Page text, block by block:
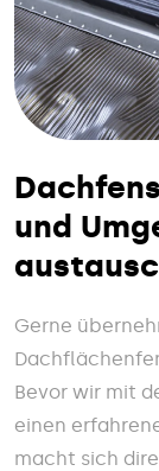
und
Gerne
Bevor wir mit
einen
macht sich